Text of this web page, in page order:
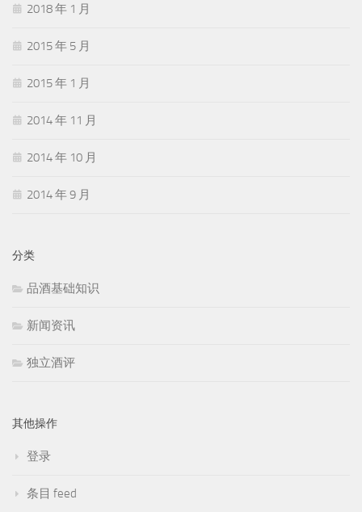
2018 年 1 月
2015 年 5 月
2015 年 1 月
2014 年 11 月
2014 年 10 月
2014 年 9 月
分类
品酒基础知识
新闻资讯
独立酒评
其他操作
登录
条目 feed